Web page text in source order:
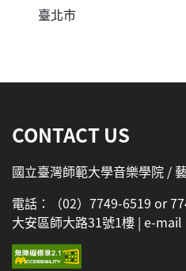
臺北市
CONTACT US
國立臺灣師範大學音樂學院 /
電話：（02）7749-6519 or
大安區師大路31號1樓 | e-mail